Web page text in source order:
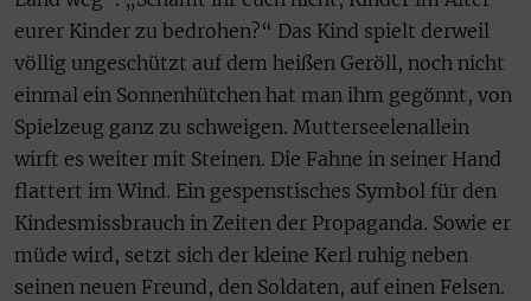
eurer Kinder zu bedrohen?“ Das Kind spielt derweil
völlig ungeschützt auf dem heißen Geröll, noch nicht
einmal ein Sonnenhütchen hat man ihm gegönnt, von
Spielzeug ganz zu schweigen. Mutterseelenallein
wirft es weiter mit Steinen. Die Fahne in seiner Hand
flattert im Wind. Ein gespenstisches Symbol für den
Kindesmissbrauch in Zeiten der Propaganda. Sowie er
müde wird, setzt sich der kleine Kerl ruhig neben
seinen neuen Freund, den Soldaten, auf einen Felsen.